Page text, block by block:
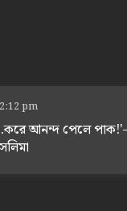
pm
আনন্দ পেলে